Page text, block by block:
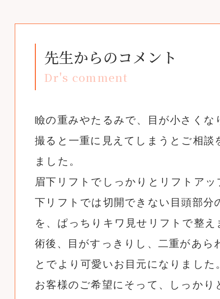
先生からのコメント
Dr's comment
瞼の重みやたるみで、目が小さくな
撮ると一重に見えてしまうとご相談
ました。
眉下リフトでしっかりとリフトアッ
下リフトでは切開できない目頭部分
を、ぱっちりキワ見せリフトで整え
術後、目がすっきりし、二重があら
とでより可愛いお目元になりました
お客様のご希望にそって、しっかり